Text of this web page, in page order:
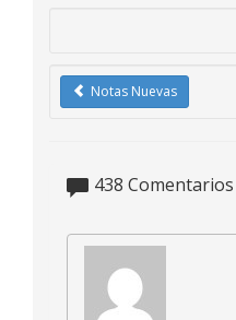
Notas Nuevas
438 Comentarios